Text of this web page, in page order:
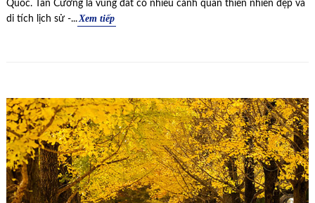
Quốc. Tân Cương là vùng đất có nhiều cảnh quan thiên nhiên đẹp và
di tích lịch sử -...Xem tiếp